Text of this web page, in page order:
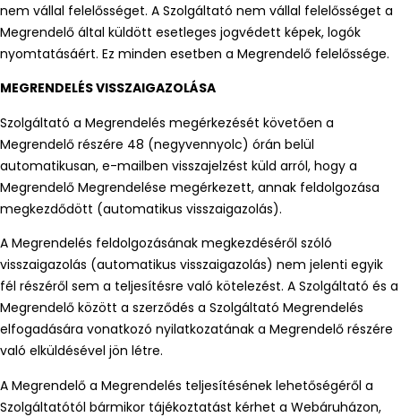
nem vállal felelősséget. A Szolgáltató nem vállal felelősséget a
Megrendelő által küldött esetleges jogvédett képek, logók
nyomtatásáért. Ez minden esetben a Megrendelő felelőssége.
MEGRENDELÉS VISSZAIGAZOLÁSA
Szolgáltató a Megrendelés megérkezését követően a
Megrendelő részére 48 (negyvennyolc) órán belül
automatikusan, e-mailben visszajelzést küld arról, hogy a
Megrendelő Megrendelése megérkezett, annak feldolgozása
megkezdődött (automatikus visszaigazolás).
A Megrendelés feldolgozásának megkezdéséről szóló
visszaigazolás (automatikus visszaigazolás) nem jelenti egyik
fél részéről sem a teljesítésre való kötelezést. A Szolgáltató és a
Megrendelő között a szerződés a Szolgáltató Megrendelés
elfogadására vonatkozó nyilatkozatának a Megrendelő részére
való elküldésével jön létre.
A Megrendelő a Megrendelés teljesítésének lehetőségéről a
Szolgáltatótól bármikor tájékoztatást kérhet a Webáruházon,